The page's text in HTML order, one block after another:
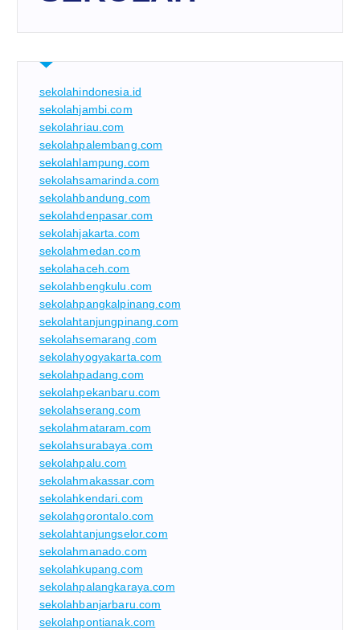
sekolahindonesia.id
sekolahjambi.com
sekolahriau.com
sekolahpalembang.com
sekolahlampung.com
sekolahsamarinda.com
sekolahbandung.com
sekolahdenpasar.com
sekolahjakarta.com
sekolahmedan.com
sekolahaceh.com
sekolahbengkulu.com
sekolahpangkalpinang.com
sekolahtanjungpinang.com
sekolahsemarang.com
sekolahyogyakarta.com
sekolahpadang.com
sekolahpekanbaru.com
sekolahserang.com
sekolahmataram.com
sekolahsurabaya.com
sekolahpalu.com
sekolahmakassar.com
sekolahkendari.com
sekolahgorontalo.com
sekolahtanjungselor.com
sekolahmanado.com
sekolahkupang.com
sekolahpalangkaraya.com
sekolahbanjarbaru.com
sekolahpontianak.com